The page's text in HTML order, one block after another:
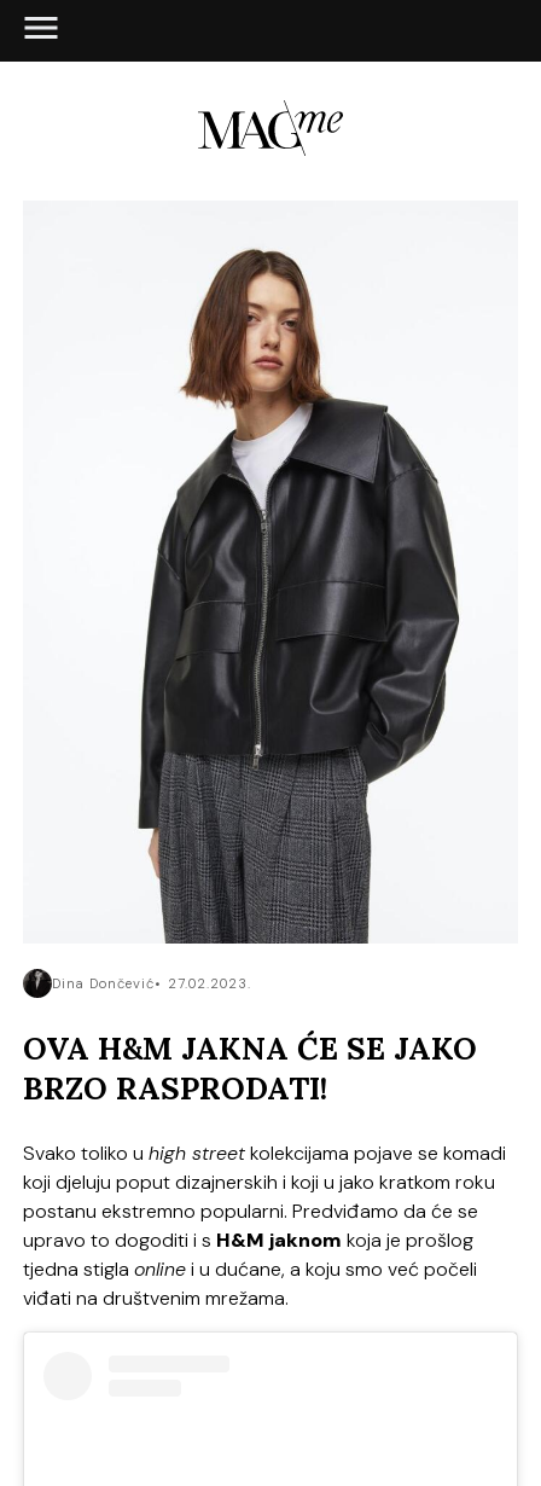
Dina Dončević 27.02.2023.
OVA H&M JAKNA ĆE SE JAKO
BRZO RASPRODATI!
Svako toliko uhigh streetkolekcijama pojave se komadi
koji djeluju poput dizajnerskih i koji u jako kratkom roku
postanu ekstremno popularni. Predviđamo da će se
upravo to dogoditi i s H&M jaknom koja je prošlog
tjedna stiglaonlinei u dućane, a koju smo već počeli
viđati na društvenim mrežama.